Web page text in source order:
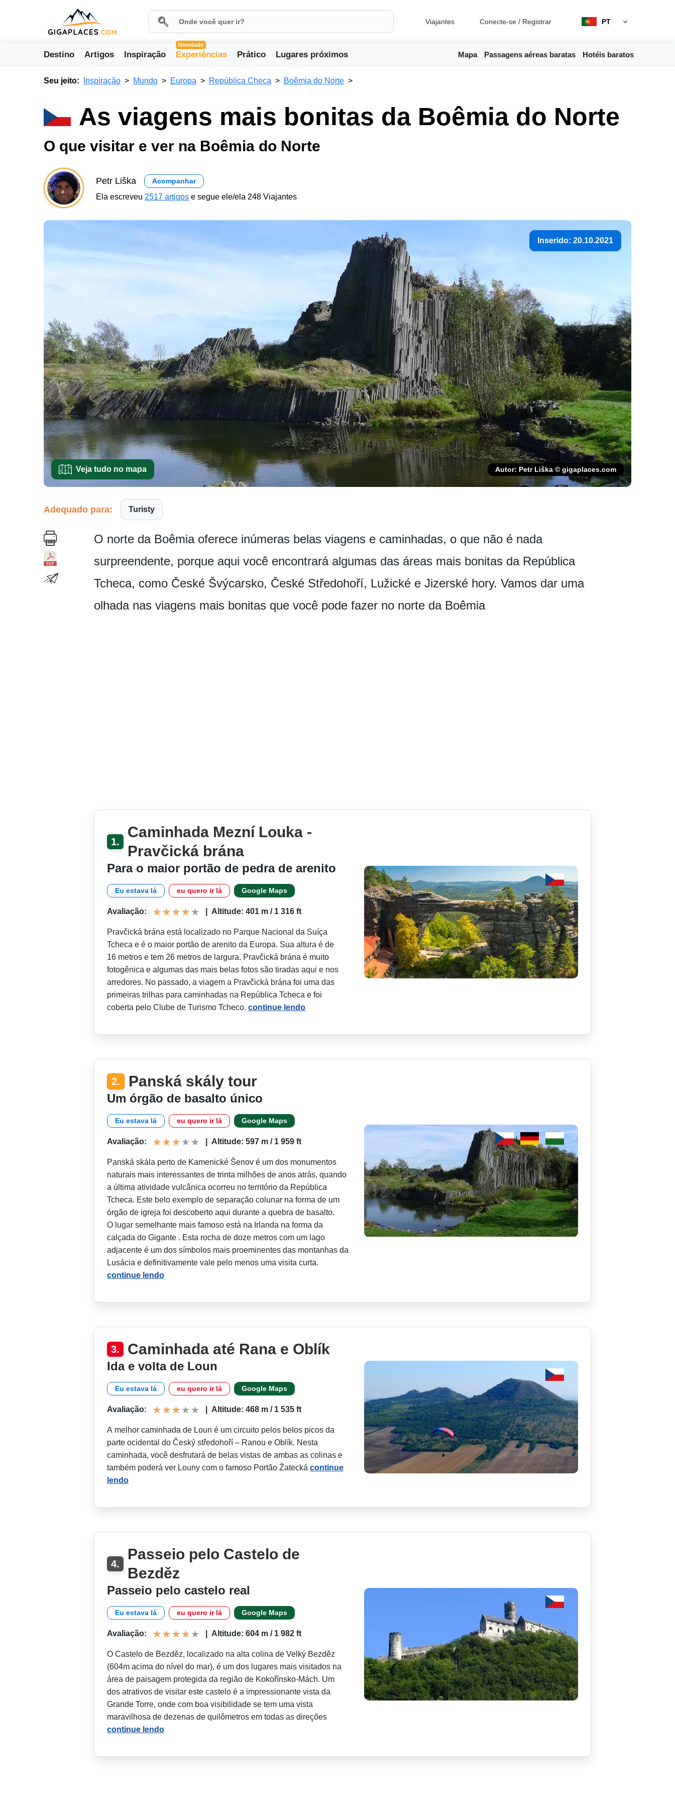
Viajantes Conecte-se / Registrar PT
Destino Artigos Inspiração
Novidade
Experiências Prático Lugares próximos Mapa Passagens aéreas baratas Hotéis baratos
Seu jeito: Inspiração Mundo Europa República Checa Boêmia do Norte
As viagens mais bonitas da Boêmia do Norte
O que visitar e ver na Boêmia do Norte
Petr Liška Acompanhar
Ela escreveu 2517 artigos e segue ele/ela 248 Viajantes
Inserido: 20.10.2021
Veja tudo no mapa Autor: Petr Liška © gigaplaces.com
Adequado para: Turisty
O norte da Boêmia oferece inúmeras belas viagens e caminhadas, o que não é nada
surpreendente, porque aqui você encontrará algumas das áreas mais bonitas da República
Tcheca, como České Švýcarsko, České Středohoří, Lužické e Jizerské hory. Vamos dar uma
olhada nas viagens mais bonitas que você pode fazer no norte da Boêmia
1.
Caminhada Mezní Louka -
Pravčická brána
Para o maior portão de pedra de arenito
Eu estava lá eu quero ir lá Google Maps
Avaliação: Altitude: 401 m / 1 316 ft
Pravčická brána está localizado no Parque Nacional da Suíça
Tcheca e é o maior portão de arenito da Europa. Sua altura é de
16 metros e tem 26 metros de largura. Pravčická brána é muito
fotogênica e algumas das mais belas fotos são tiradas aqui e nos
arredores. No passado, a viagem a Pravčická brána foi uma das
primeiras trilhas para caminhadas na República Tcheca e foi
coberta pelo Clube de Turismo Tcheco. continue lendo
2. Panská skály tour
Um órgão de basalto único
Eu estava lá eu quero ir lá Google Maps
Avaliação: Altitude: 597 m / 1 959 ft
Panská skála perto de Kamenické Šenov é um dos monumentos
naturais mais interessantes de trinta milhões de anos atrás, quando
a última atividade vulcânica ocorreu no território da República
Tcheca. Este belo exemplo de separação colunar na forma de um
órgão de igreja foi descoberto aqui durante a quebra de basalto.
O lugar semelhante mais famoso está na Irlanda na forma da
calçada do Gigante . Esta rocha de doze metros com um lago
adjacente é um dos símbolos mais proeminentes das montanhas da
Lusácia e definitivamente vale pelo menos uma visita curta.
continue lendo
3. Caminhada até Rana e Oblík
Ida e volta de Loun
Eu estava lá eu quero ir lá Google Maps
Avaliação: Altitude: 468 m / 1 535 ft
A melhor caminhada de Loun é um circuito pelos belos picos da
parte ocidental do Český středohoří – Ranou e Oblík. Nesta
caminhada, você desfrutará de belas vistas de ambas as colinas e
também poderá ver Louny com o famoso Portão Žatecká continue
lendo
4.
Passeio pelo Castelo de
Bezděz
Passeio pelo castelo real
Eu estava lá eu quero ir lá Google Maps
Avaliação: Altitude: 604 m / 1 982 ft
O Castelo de Bezděz, localizado na alta colina de Velký Bezděz
(604m acima do nível do mar), é um dos lugares mais visitados na
área de paisagem protegida da região de Kokořínsko-Mách. Um
dos atrativos de visitar este castelo é a impressionante vista da
Grande Torre, onde com boa visibilidade se tem uma vista
maravilhosa de dezenas de quilômetros em todas as direções
continue lendo